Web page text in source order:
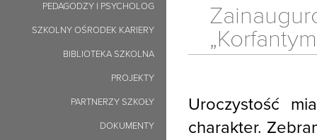
PEDAGODZY I PSYCHOLOG
SZKOLNY OŚRODEK KARIERY
BIBLIOTEKA SZKOLNA
PROJEKTY
PARTNERZY SZKOŁY
DOKUMENTY
Uroczystość
charakter.